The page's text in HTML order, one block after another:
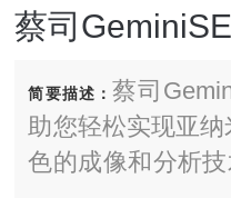
蔡司
简要描述： 蔡司
助您轻松实现亚
色的成像和分析